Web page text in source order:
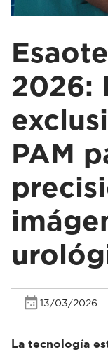
2026:
PAM
13/03/2026
La tecnología